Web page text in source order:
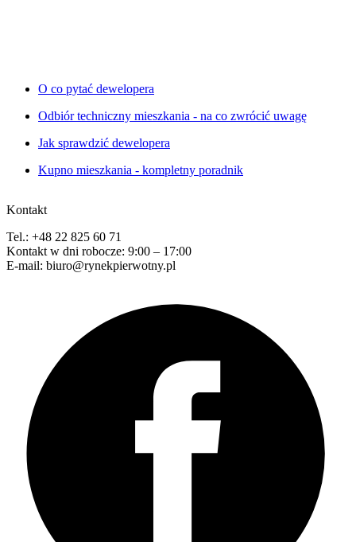
O co pytać dewelopera
Odbiór techniczny mieszkania - na co zwrócić uwagę
Jak sprawdzić dewelopera
Kupno mieszkania - kompletny poradnik
Kontakt
Tel.: +48 22 825 60 71
Kontakt w dni robocze: 9:00 – 17:00
E-mail: biuro@rynekpierwotny.pl